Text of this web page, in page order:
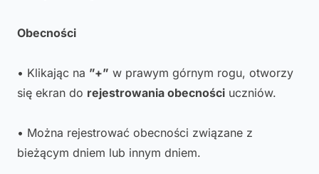
Obecności
• Klikając na ”+” w prawym górnym rogu, otworzy
się ekran do rejestrowania obecności uczniów.
• Można rejestrować obecności związane z
bieżącym dniem lub innym dniem.